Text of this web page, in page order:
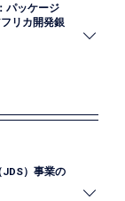
実施しています。
「緊急住宅復興事
パッケージ
リカ開発銀
を対象に外部評価
す。本業務では、
ス－キスム送電線
）事業の